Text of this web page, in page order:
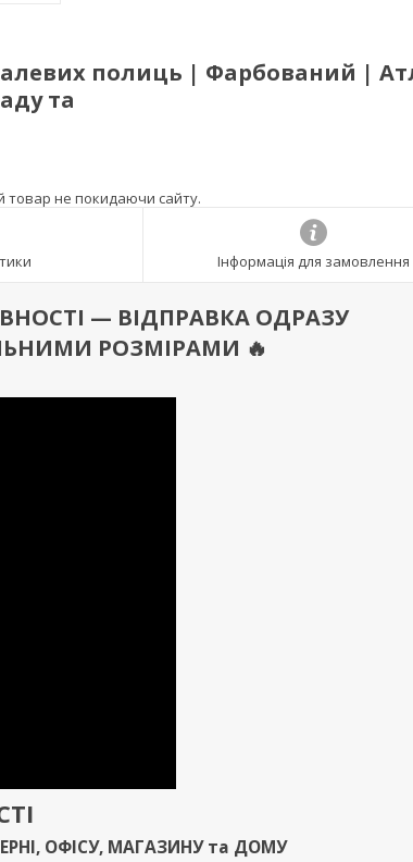
полиць | Фарбований |
та
товар не покидаючи сайту.
Інформація для замовлення
— ВІДПРАВКА ОДРАЗУ
РОЗМІРАМИ 🔥
І
, ОФІСУ, МАГАЗИНУта ДОМУ